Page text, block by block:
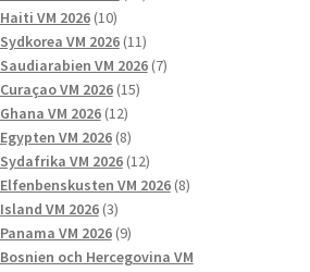
Haiti VM 2026 1010
produkter
Sydkorea VM 2026 1111
produkter
Saudiarabien VM 2026 77
Curaçao VM 2026 1515
Ghana VM 2026 1212
produkter
Egypten VM 2026 88
produkter
Sydafrika VM 2026 1212
produkter
Elfenbenskusten VM 2026 88
Island VM 2026 33
produkter
Panama VM 2026 99
produkter
Bosnien och Hercegovina VM